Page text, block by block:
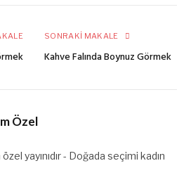
SONRAKI MAKALE
Kahve Falında Boynuz Görmek
Özel
yayınıdır - Doğada seçimi kadın